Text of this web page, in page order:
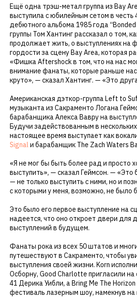
Ещё одна трэш-метал группа из Bay
выступила с юбилейным сетом в честь
дебютного альбома 1985 года “Bonded
группы Том Хантинг рассказал о том,
продолжает жить, о выступлениях на
гордости за сцену Bay Area, которая
«Фишка Aftershock в том, что на нас
внимание фанаты, которые раньше
круто», — сказал Хантинг. — «Это
Американская дэткор-группа Left to
музыканта из Сакраменто Логана
барабанщика Алекса Вавру на
Будучи задействованным в
настоящее время выступает как
Signal и барабанщик The Zach Waters
«Я не мог бы быть более рад и просто
выступить», — сказал Геймсон. — «Это
— не только выступить с ними, но и
с которыми у меня, возможно, не было
Это было его первое выступление на
надеется, что оно откроет двери для
выступлений в будущем.
Фанаты рока из всех 50 штатов и
путешествуют в Сакраменто, чтобы
выступления своей жизни. Korn
Осборну, Good Charlotte пригласили на
41 Дерика Уибли, а Bring Me The
фестиваль лазерным шоу, намекнув